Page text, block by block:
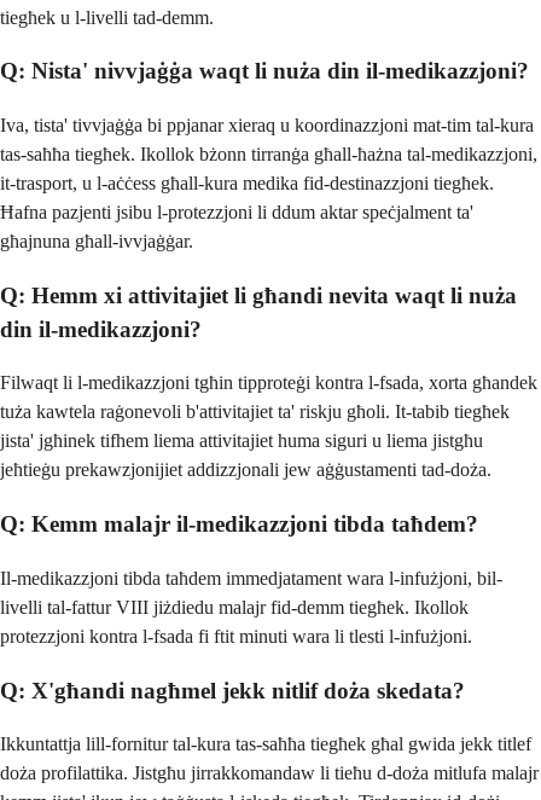
tiegħek u l-livelli tad-demm.
Q: Nista' nivvjaġġa waqt li nuża din il-medikazzjoni?
Iva, tista' tivvjaġġa bi ppjanar xieraq u koordinazzjoni mat-tim tal-kura
tas-saħħa tiegħek. Ikollok bżonn tirranġa għall-ħażna tal-medikazzjoni,
it-trasport, u l-aċċess għall-kura medika fid-destinazzjoni tiegħek.
Ħafna pazjenti jsibu l-protezzjoni li ddum aktar speċjalment ta'
għajnuna għall-ivvjaġġar.
Q: Hemm xi attivitajiet li għandi nevita waqt li nuża
din il-medikazzjoni?
Filwaqt li l-medikazzjoni tgħin tipproteġi kontra l-fsada, xorta għandek
tuża kawtela raġonevoli b'attivitajiet ta' riskju għoli. It-tabib tiegħek
jista' jgħinek tifhem liema attivitajiet huma siguri u liema jistgħu
jeħtieġu prekawzjonijiet addizzjonali jew aġġustamenti tad-doża.
Q: Kemm malajr il-medikazzjoni tibda taħdem?
Il-medikazzjoni tibda taħdem immedjatament wara l-infużjoni, bil-
livelli tal-fattur VIII jiżdiedu malajr fid-demm tiegħek. Ikollok
protezzjoni kontra l-fsada fi ftit minuti wara li tlesti l-infużjoni.
Q: X'għandi nagħmel jekk nitlif doża skedata?
Ikkuntattja lill-fornitur tal-kura tas-saħħa tiegħek għal gwida jekk titlef
doża profilattika. Jistgħu jirrakkomandaw li tieħu d-doża mitlufa malajr